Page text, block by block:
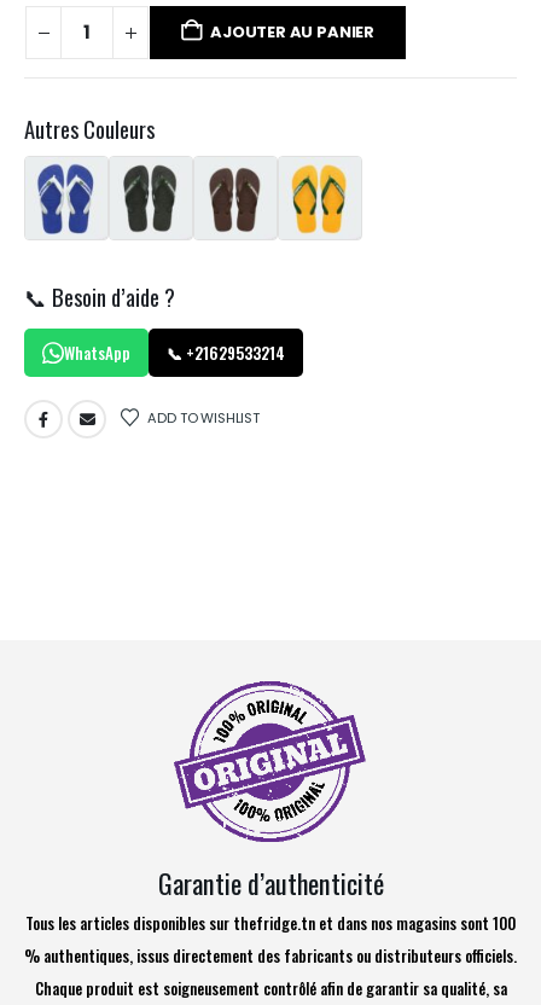
AJOUTER AU PANIER
Autres Couleurs
📞 Besoin d’aide ?
WhatsApp 📞 +21629533214
ADD TO WISHLIST
Garantie d’authenticité
Tous les articles disponibles sur thefridge.tn et dans nos magasins sont 100
% authentiques, issus directement des fabricants ou distributeurs officiels.
Chaque produit est soigneusement contrôlé afin de garantir sa qualité, sa